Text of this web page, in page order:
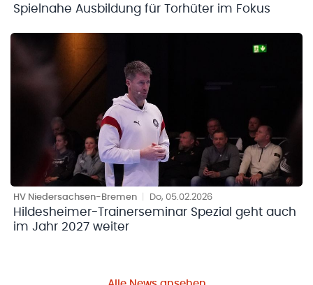
Spielnahe Ausbildung für Torhüter im Fokus
HV Niedersachsen-Bremen Do, 05.02.2026
Hildesheimer-Trainerseminar Spezial geht auch
im Jahr 2027 weiter